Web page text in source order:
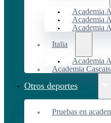
Academia
Academia
Academia
Italia
Academia
Academia
Otros deportes
Pruebas en